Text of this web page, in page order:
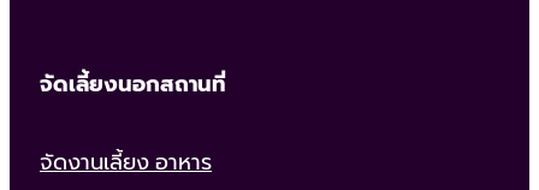
จัดเลี้ยงนอกสถานที่
จัดงานเลี้ยง อาหาร